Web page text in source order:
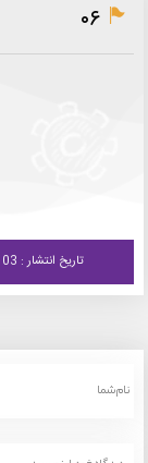
۰۶
تاریخ انتشار : 03 نوامبر 15